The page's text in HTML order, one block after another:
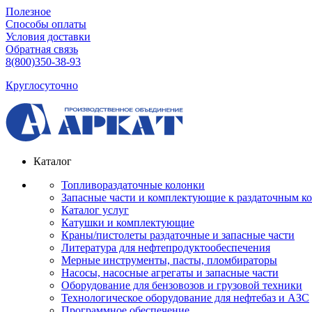
Полезное
Способы оплаты
Условия доставки
Обратная связь
8(800)350-38-93
Круглосуточно
Каталог
Топливораздаточные колонки
Запасные части и комплектующие к раздаточным
Каталог услуг
Катушки и комплектующие
Краны/пистолеты раздаточные и запасные части
Литература для нефтепродуктообеспечения
Мерные инструменты, пасты, пломбираторы
Насосы, насосные агрегаты и запасные части
Оборудование для бензовозов и грузовой техники
Технологическое оборудование для нефтебаз и АЗС